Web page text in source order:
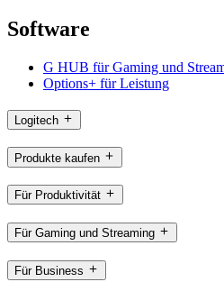
Software
G HUB für Gaming und
Options+ für Leistung
Logitech
Produkte kaufen
Für Produktivität
Für Gaming und Streaming
Für Business